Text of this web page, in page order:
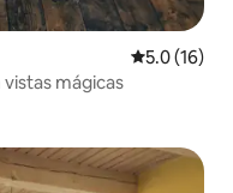
Calificación
5.0 (16)
mágicas